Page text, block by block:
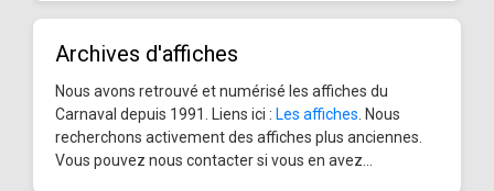
Archives d'affiches
Nous avons retrouvé et numérisé les affiches du
Carnaval depuis 1991. Liens ici : Les affiches . Nous
recherchons activement des affiches plus anciennes.
Vous pouvez nous contacter si vous en avez...